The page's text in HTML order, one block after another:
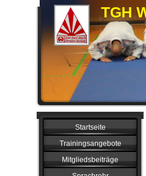
TGH
Startseite
Trainingsangebote
Mitgliedsbeiträge